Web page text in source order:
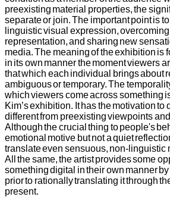
preexisting material properties, the
separate or join. The important point is
linguistic visual expression,
representation, and sharing new
media. The meaning of the exhibition is
in its own manner the moment viewers
that which each individual brings about
ambiguous or temporary. The
which viewers come across something
Kim’s exhibition. It has the motivation
different from preexisting viewpoints
Although the crucial thing to people's
emotional motive but not a quiet
translate even sensuous, non-linguistic
All the same, the artist provides some
something digital in their own manner
prior to rationally translating it through
present.